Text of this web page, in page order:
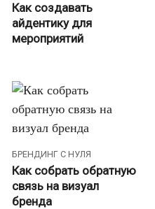
Как создавать
айдентику для
мероприятий
БРЕНДИНГ С НУЛЯ
Как собрать обратную
связь на визуал
бренда